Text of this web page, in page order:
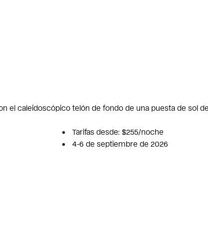
el caleidoscópico telón de fondo de una puesta de sol
Tarifas desde: $255/noche
4-6 de septiembre de 2026